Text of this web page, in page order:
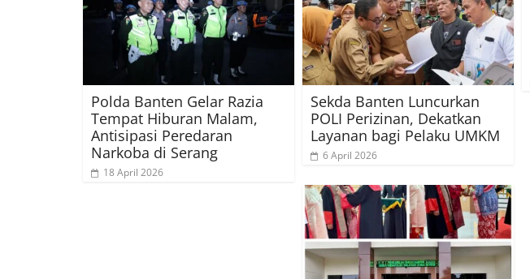
Polda Banten Gelar Razia
Tempat Hiburan Malam,
Antisipasi Peredaran
Narkoba di Serang
18 April 2026
Sekda Banten Luncurkan
POLI Perizinan, Dekatkan
Layanan bagi Pelaku UMKM
6 April 2026